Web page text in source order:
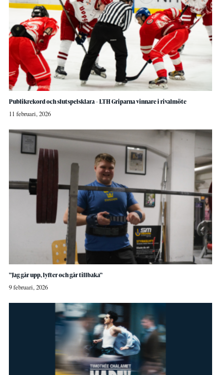
Publikrekord och slutspelsklara – LTH Griparna vinnare i rivalmöte
11 februari, 2026
”Jag går upp, lyfter och går tillbaka”
9 februari, 2026